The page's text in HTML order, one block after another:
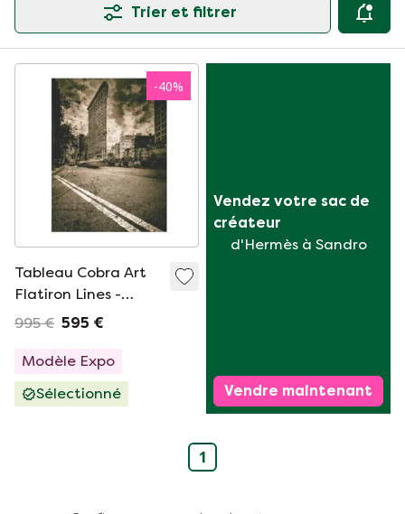
Trier et filtrer
-40%
Tableau Cobra Art
Flatiron Lines -
120x80
995 € 595 €
Modèle Expo
Sélectionné
Vendez votre sac de
créateur
d'Hermès à Sandro
Vendre maintenant
1